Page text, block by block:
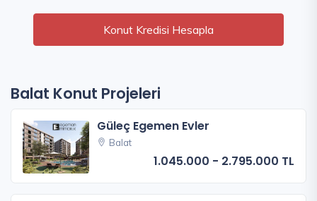
Konut Kredisi Hesapla
Balat Konut Projeleri
Güleç Egemen Evler
Balat
1.045.000 - 2.795.000 TL